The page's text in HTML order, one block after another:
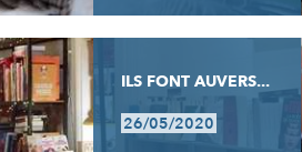
ILS FONT AUVERS...
26/05/2020